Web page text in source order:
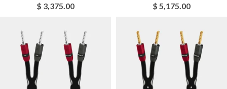
$ 3,375.00
$ 5,175.00